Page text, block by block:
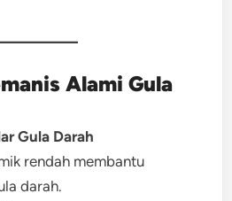
Alami Gula
Gula Darah
rendah membantu
darah.